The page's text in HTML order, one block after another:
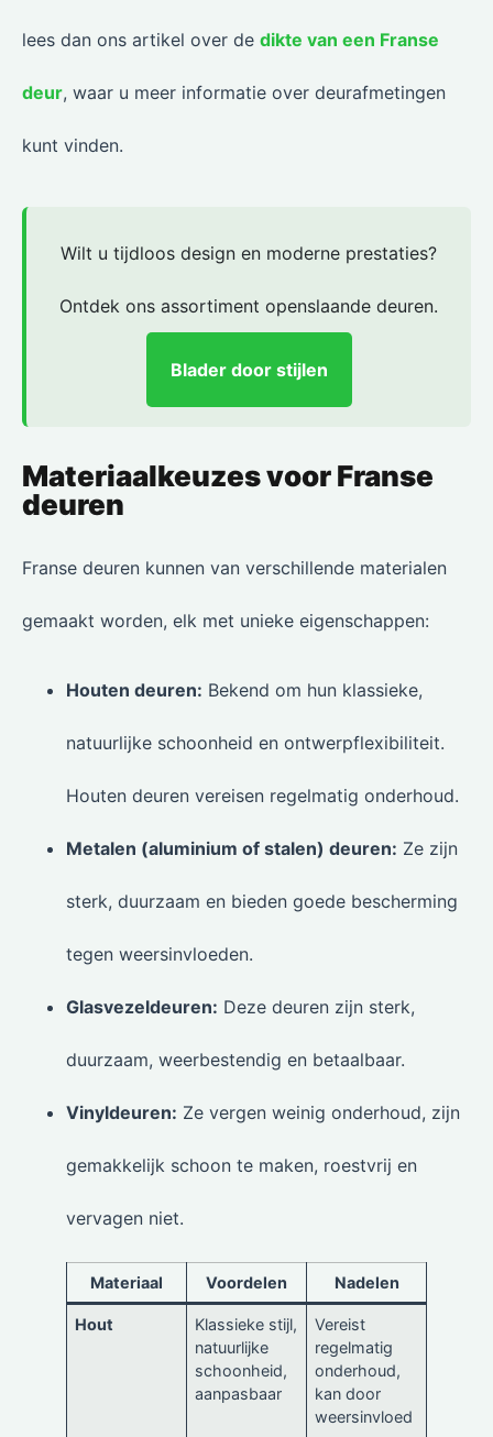
lees dan ons artikel over de dikte van een Franse
deur, waar u meer informatie over deurafmetingen
kunt vinden.
Wilt u tijdloos design en moderne prestaties?
Ontdek ons assortiment openslaande deuren.
Blader door stijlen
Materiaalkeuzes voor Franse
deuren
Franse deuren kunnen van verschillende materialen
gemaakt worden, elk met unieke eigenschappen:
Houten deuren: Bekend om hun klassieke,
natuurlijke schoonheid en ontwerpflexibiliteit.
Houten deuren vereisen regelmatig onderhoud.
Metalen (aluminium of stalen) deuren: Ze zijn
sterk, duurzaam en bieden goede bescherming
tegen weersinvloeden.
Glasvezeldeuren: Deze deuren zijn sterk,
duurzaam, weerbestendig en betaalbaar.
Vinyldeuren: Ze vergen weinig onderhoud, zijn
gemakkelijk schoon te maken, roestvrij en
vervagen niet.
Materiaal Voordelen Nadelen
Hout
Klassieke stijl,
natuurlijke
schoonheid,
aanpasbaar
Vereist
regelmatig
onderhoud,
kan door
weersinvloed